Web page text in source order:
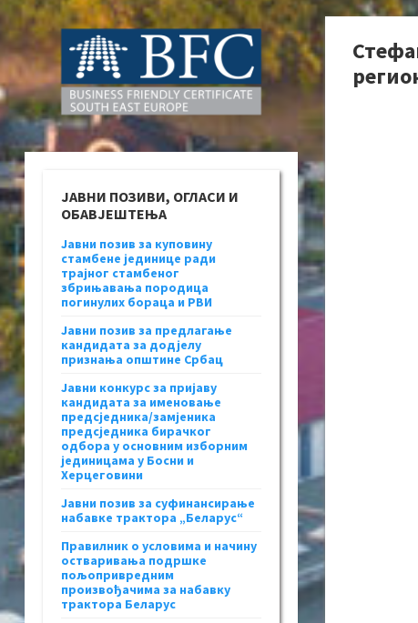
ЈАВНИ ПОЗИВИ, ОГЛАСИ И
ОБАВЈЕШТЕЊА
Јавни позив за куповину
стамбене јединице ради
трајног стамбеног
збрињавања породица
погинулих бораца и РВИ
Јавни позив за предлагање
кандидата за додјелу
признања општине Србац
Јавни конкурс за пријаву
кандидата за именовање
предсједника/замјеника
предсједника бирачког
одбора у основним изборним
јединицама у Босни и
Херцеговини
Јавни позив за суфинансирање
набавке трактора „Беларус“
Правилник о условима и начину
остваривања подршке
пољопривредним
произвођачима за набавку
трактора Беларус